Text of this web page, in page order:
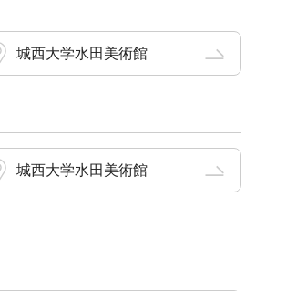
城西大学水田美術館
城西大学水田美術館